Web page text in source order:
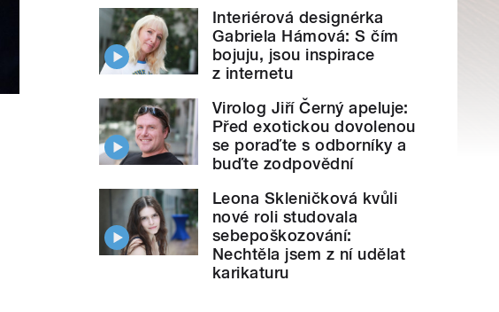
Interiérová designérka
Gabriela Hámová: S čím
bojuju, jsou inspirace
z internetu
Virolog Jiří Černý apeluje:
Před exotickou dovolenou
se poraďte s odborníky a
buďte zodpovědní
Leona Skleničková kvůli
nové roli studovala
sebepoškozování:
Nechtěla jsem z ní udělat
karikaturu